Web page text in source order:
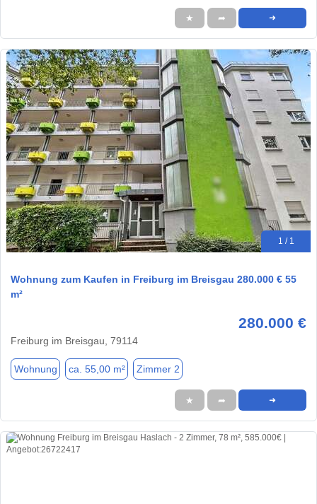
★ ➦ ➜
1 / 1
Wohnung zum Kaufen in Freiburg im Breisgau 280.000 € 55
m²
280.000 €
Freiburg im Breisgau, 79114
Wohnung ca. 55,00 m² Zimmer 2
★ ➦ ➜